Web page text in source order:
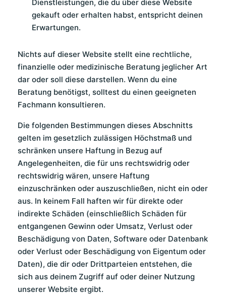
Dienstleistungen, die du über diese Website
gekauft oder erhalten habst, entspricht deinen
Erwartungen.
Nichts auf dieser Website stellt eine rechtliche,
finanzielle oder medizinische Beratung jeglicher Art
dar oder soll diese darstellen. Wenn du eine
Beratung benötigst, solltest du einen geeigneten
Fachmann konsultieren.
Die folgenden Bestimmungen dieses Abschnitts
gelten im gesetzlich zulässigen Höchstmaß und
schränken unsere Haftung in Bezug auf
Angelegenheiten, die für uns rechtswidrig oder
rechtswidrig wären, unsere Haftung
einzuschränken oder auszuschließen, nicht ein oder
aus. In keinem Fall haften wir für direkte oder
indirekte Schäden (einschließlich Schäden für
entgangenen Gewinn oder Umsatz, Verlust oder
Beschädigung von Daten, Software oder Datenbank
oder Verlust oder Beschädigung von Eigentum oder
Daten), die dir oder Drittparteien entstehen, die
sich aus deinem Zugriff auf oder deiner Nutzung
unserer Website ergibt.